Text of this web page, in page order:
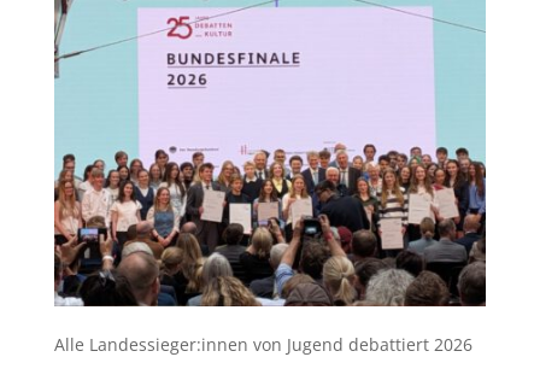
Alle Landessieger:innen von Jugend debattiert 2026